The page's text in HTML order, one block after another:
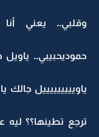
وقلبي.. يعني
حموديحبيبي..
ياويييييييييل
ترجع تطينها؟؟ ليه